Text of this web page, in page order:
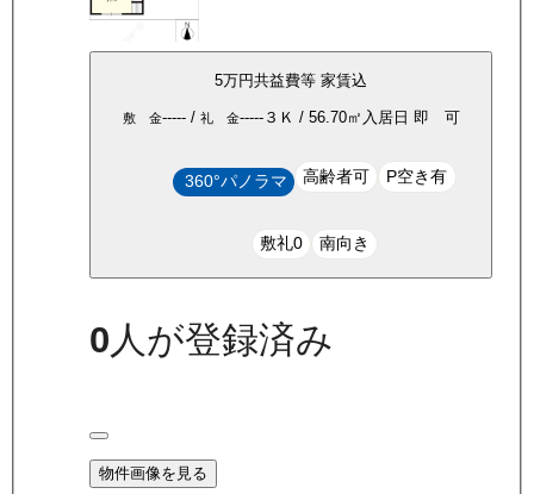
5万円共益費等 家賃込
敷 金-----/ 礼 金-----３Ｋ / 56.70㎡ 入居日 即 可
360°パノラマ 高齢者可 P空き有
敷礼0 南向き
0人が登録済み
物件画像を見る